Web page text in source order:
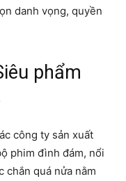
danh vọng, quyền
phẩm
công ty sản xuất
phim đình đám, nổi
chắn quá nửa nằm